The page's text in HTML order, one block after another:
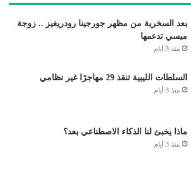
بعد السخرية من مظهر جورجينا رودريغيز .. زوجة
ميسي تدعمها
منذ 3 أيام
السلطات الليبية تنقذ 29 مهاجرًا غير نظامي
منذ 3 أيام
ماذا يخبئ لنا الذكاء الاصطناعي بعد؟
منذ 3 أيام